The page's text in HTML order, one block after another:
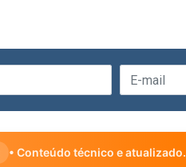
• Conteúdo técnico e atualizado.